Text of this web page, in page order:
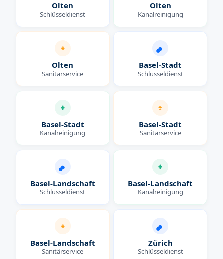
Olten
Schlüsseldienst
Olten
Kanalreinigung
Olten
Sanitärservice
Basel-Stadt
Schlüsseldienst
Basel-Stadt
Kanalreinigung
Basel-Stadt
Sanitärservice
Basel-Landschaft
Schlüsseldienst
Basel-Landschaft
Kanalreinigung
Basel-Landschaft
Sanitärservice
Zürich
Schlüsseldienst